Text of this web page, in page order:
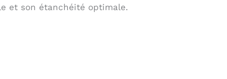
et son étanchéité optimale.